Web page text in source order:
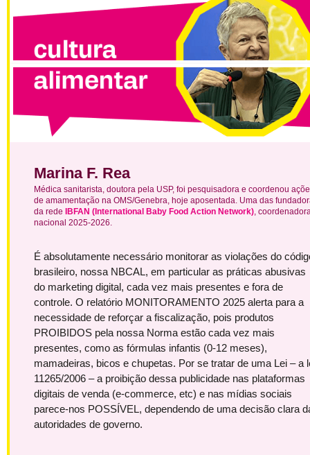
Marina F. Rea
Médica sanitarista, doutora pela USP, foi pesquisadora e coordenou
de amamentação na OMS/Genebra, hoje aposentada. Uma das
da rede IBFAN (International Baby Food Action Network) ,
nacional 2025-2026.
É absolutamente necessário monitorar as violações do
brasileiro, nossa NBCAL, em particular as práticas abusivas
do marketing digital, cada vez mais presentes e fora de
controle. O relatório MONITORAMENTO 2025 alerta para a
necessidade de reforçar a fiscalização, pois produtos
PROIBIDOS pela nossa Norma estão cada vez mais
presentes, como as fórmulas infantis (0-12 meses),
mamadeiras, bicos e chupetas. Por se tratar de uma Lei – a
11265/2006 – a proibição dessa publicidade nas plataformas
digitais de venda (e-commerce, etc) e nas mídias sociais
parece-nos POSSÍVEL, dependendo de uma decisão clara
autoridades de governo.